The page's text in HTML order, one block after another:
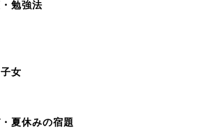
勉強法
女
夏休みの宿題